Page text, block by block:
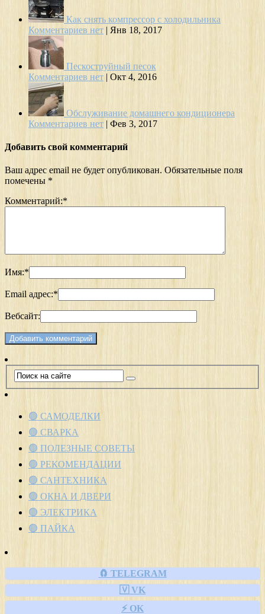
Как снять компрессор с холодильника
Комментариев нет | Янв 18, 2017
Пескоструйный песок
Комментариев нет | Окт 4, 2016
Обслуживание домашнего кондиционера
Комментариев нет | Фев 3, 2017
Добавить свой комментарий
Ваш адрес email не будет опубликован. Обязательные поля
помечены *
Комментарий:*
Имя:*
Email адрес:*
Вебсайт:
🟢 САМОДЕЛКИ
🟢 СВАРКА
🟢 ПОЛЕЗНЫЕ СОВЕТЫ
🟢 РЕКОМЕНДАЦИИ
🟢 САНТЕХНИКА
🟢 ОКНА И ДВЕРИ
🟢 ЭЛЕКТРИКА
🟢 ПАЙКА
🧲 TELEGRAM
🇻 VK
⚡ OK